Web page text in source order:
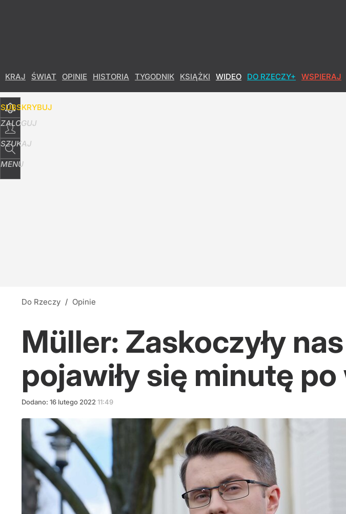
KRAJ ŚWIAT OPINIE HISTORIA TYGODNIK KSIĄŻKI WIDEO DO RZECZY+ WSPIERAJ
SUBSKRYBUJ
ZALOGUJ
SZUKAJ
MENU
Do Rzeczy / Opinie
Müller: Zaskoczyły
pojawiły się minutę
Dodano: 16 lutego 2022 11:49